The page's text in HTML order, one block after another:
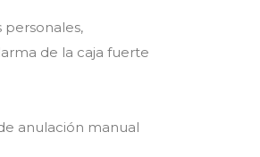
de la caja fuerte
anulación manual